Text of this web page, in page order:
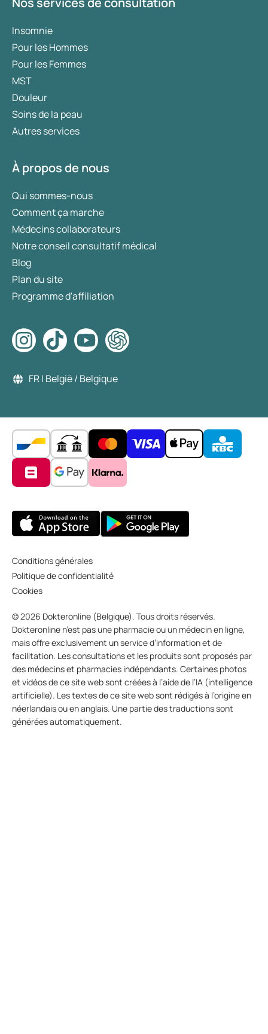
Insomnie
Pour les Hommes
Pour les Femmes
MST
Douleur
Soins de la peau
Autres services
À propos de nous
Qui sommes-nous
Comment ça marche
Médecins collaborateurs
Notre conseil consultatif médical
Blog
Plan du site
Programme d'affiliation
FR | België / Belgique
Conditions générales
Politique de confidentialité
Cookies
© 2026 Dokteronline (Belgique). Tous droits réservés.
Dokteronline n’est pas une pharmacie ou un médecin en ligne,
mais offre exclusivement un service d’information et de
facilitation. Les consultations et les produits sont proposés par
des médecins et pharmacies indépendants. Certaines photos
et vidéos de ce site web sont créées à l’aide de l’IA (intelligence
artificielle). Les textes de ce site web sont rédigés à l’origine en
néerlandais ou en anglais. Une partie des traductions sont
générées automatiquement.